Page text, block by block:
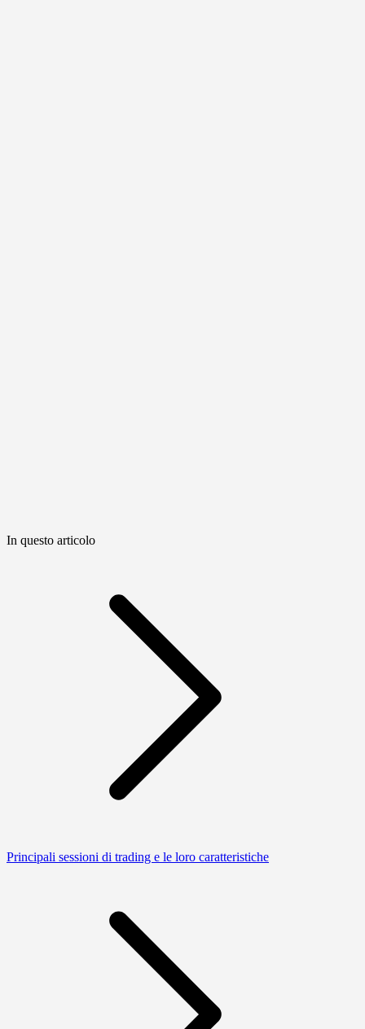
In questo articolo
Principali sessioni di trading e le loro caratteristiche